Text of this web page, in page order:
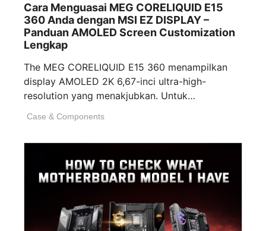
Cara Menguasai MEG CORELIQUID E15
360 Anda dengan MSI EZ DISPLAY –
Panduan AMOLED Screen Customization
Lengkap
The MEG CORELIQUID E15 360 menampilkan
display AMOLED 2K 6,67-inci ultra-high-
resolution yang menakjubkan. Untuk
kami secara [...]
Case & Components